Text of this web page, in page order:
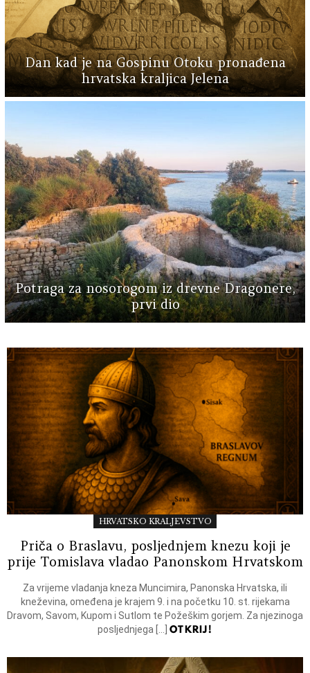
Dan kad je na Gospinu Otoku pronađena
hrvatska kraljica Jelena
Potraga za nosorogom iz drevne Dragonere,
prvi dio
MORE
STORIES
HRVATSKO KRALJEVSTVO
Priča o Braslavu, posljednjem knezu koji je
prije Tomislava vladao Panonskom Hrvatskom
Za vrijeme vladanja kneza Muncimira, Panonska Hrvatska, ili
kneževina, omeđena je krajem 9. i na početku 10. st. rijekama
Dravom, Savom, Kupom i Sutlom te Požeškim gorjem. Za njezinoga
posljednjega […] OTKRIJ!